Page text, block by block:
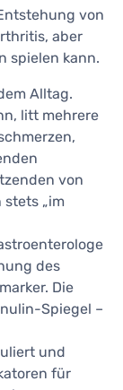
von
aber
spielen kann.
Alltag.
litt mehrere
von
„im
des
Die
Spiegel –
und
für